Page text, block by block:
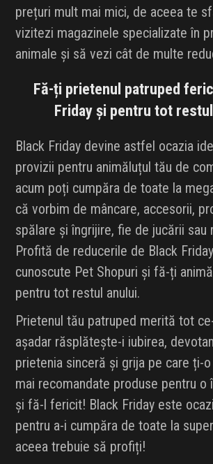
prețuri mult mai mici, de aceea te
vizitezi magazinele specializate în
animale și să vezi cât de multe
Fă-ți prietenul patruped
Friday și pentru tot
Black Friday devine astfel ocazia
provizii pentru animăluțul tău de
acum poți cumpăra de toate la
că vorbim de mâncare, accesorii,
spălare și îngrijire, fie de jucării sau
Profită de reducerile de Black
cunoscute Pet Shopuri și fă-ți
pentru tot restul anului.
Prietenul tău patruped merită tot
așadar răsplătește-i iubirea,
prietenia sinceră și grija pe care ți-
mai recomandate produse pentru o
și fă-l fericit! Black Friday este
pentru a-i cumpăra de toate la
aceea trebuie să profiți!